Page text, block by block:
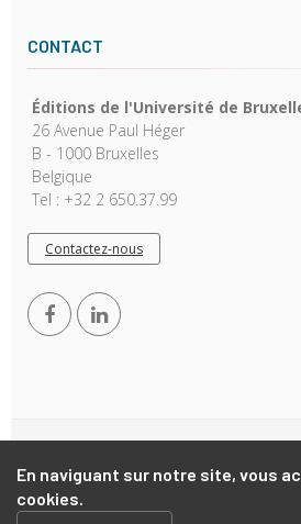
En naviguant sur notre site, vous
cookies.
CONTACT
Éditions de l'Université de
26 Avenue Paul Héger
B - 1000 Bruxelles
Belgique
Tel : +32 2 650.37.99
Contactez-nous
Reserved